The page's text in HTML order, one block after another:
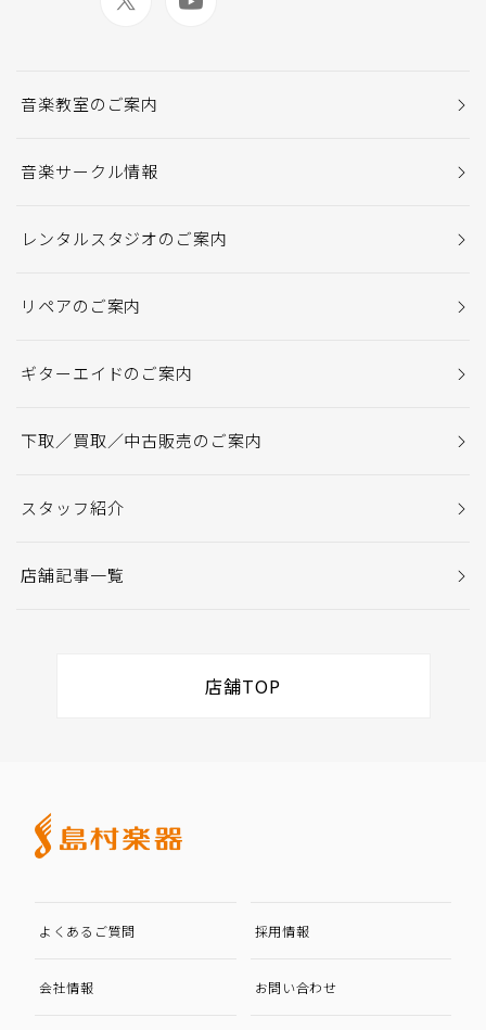
音楽教室のご案内
音楽サークル情報
レンタルスタジオのご案内
リペアのご案内
ギターエイドのご案内
下取／買取／中古販売のご案内
スタッフ紹介
店舗記事一覧
店舗TOP
よくあるご質問 採用情報
会社情報 お問い合わせ